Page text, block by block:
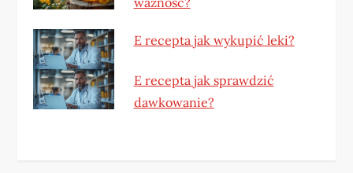
E recepta jak wykupić leki?
E recepta jak sprawdzić
dawkowanie?